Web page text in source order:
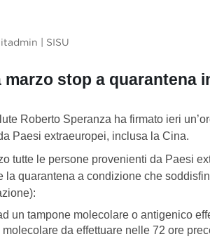
| SISU
marzo stop a quarantena
Roberto Speranza ha firmato ieri
Paesi extraeuropei, inclusa la Cina.
tutte le persone provenienti da Paesi
la quarantena a condizione che
un tampone molecolare o antigenico
da effettuare nelle 72 ore